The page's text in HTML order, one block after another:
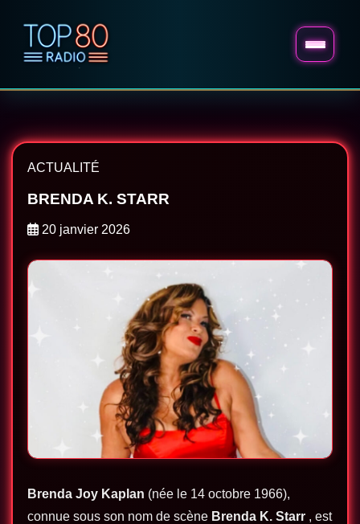
ACTUALITÉ
BRENDA K. STARR
20 janvier 2026
Brenda Joy Kaplan (née le 14 octobre 1966),
connue sous son nom de scène Brenda K. Starr , est